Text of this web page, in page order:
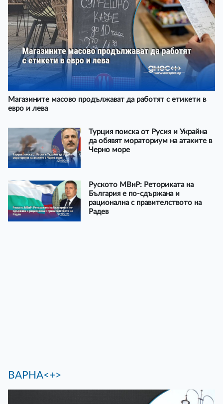
Магазините масово продължават да работят с етикети в
евро и лева
Турция поиска от Русия и Украйна
да обявят мораториум на атаките в
Черно море
Руското МВнР: Реториката на
България е по-сдържана и
рационална с правителството на
Радев
ВАРНА<+>